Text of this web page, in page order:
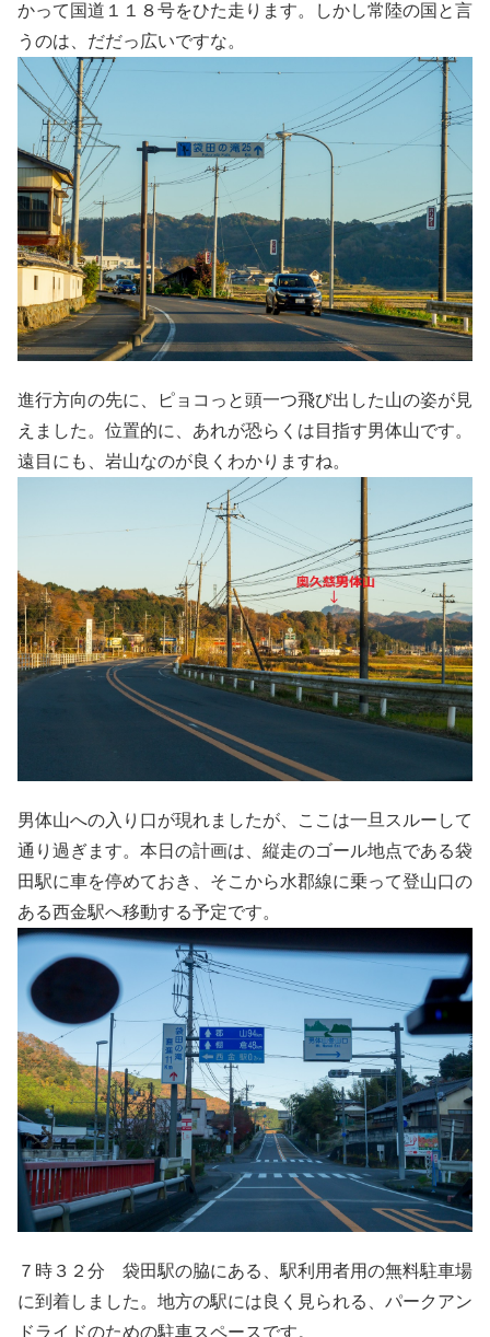
かって国道１１８号をひた走ります。しかし常陸の国と言
うのは、だだっ広いですな。
進行方向の先に、ピョコっと頭一つ飛び出した山の姿が見
えました。位置的に、あれが恐らくは目指す男体山です。
遠目にも、岩山なのが良くわかりますね。
男体山への入り口が現れましたが、ここは一旦スルーして
通り過ぎます。本日の計画は、縦走のゴール地点である袋
田駅に車を停めておき、そこから水郡線に乗って登山口の
ある西金駅へ移動する予定です。
７時３２分 袋田駅の脇にある、駅利用者用の無料駐車場
に到着しました。地方の駅には良く見られる、パークアン
ドライドのための駐車スペースです。